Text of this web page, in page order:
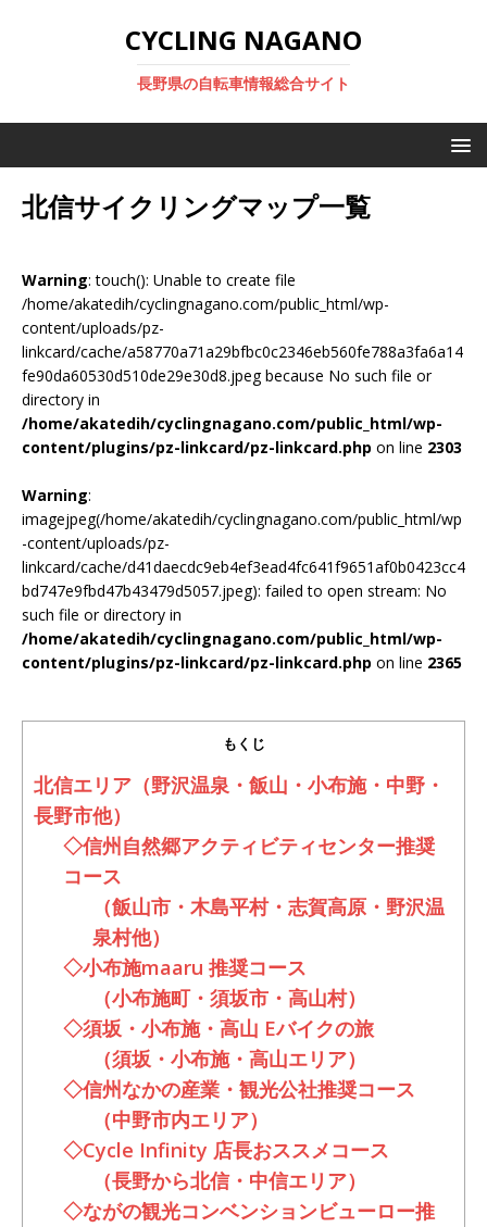
CYCLING NAGANO
長野県の自転車情報総合サイト
北信サイクリングマップ一覧
Warning: touch(): Unable to create file
/home/akatedih/cyclingnagano.com/public_html/wp-
content/uploads/pz-
linkcard/cache/a58770a71a29bfbc0c2346eb560fe788a3fa6a14
fe90da60530d510de29e30d8.jpeg because No such file or
directory in
/home/akatedih/cyclingnagano.com/public_html/wp-
content/plugins/pz-linkcard/pz-linkcard.php on line 2303
Warning:
imagejpeg(/home/akatedih/cyclingnagano.com/public_html/wp
-content/uploads/pz-
linkcard/cache/d41daecdc9eb4ef3ead4fc641f9651af0b0423cc4
bd747e9fbd47b43479d5057.jpeg): failed to open stream: No
such file or directory in
/home/akatedih/cyclingnagano.com/public_html/wp-
content/plugins/pz-linkcard/pz-linkcard.php on line 2365
もくじ
北信エリア（野沢温泉・飯山・小布施・中野・
長野市他）
◇信州自然郷アクティビティセンター推奨
コース
（飯山市・木島平村・志賀高原・野沢温
泉村他）
◇小布施maaru 推奨コース
（小布施町・須坂市・高山村）
◇須坂・小布施・高山 Eバイクの旅
（須坂・小布施・高山エリア）
◇信州なかの産業・観光公社推奨コース
（中野市内エリア）
◇Cycle Infinity 店長おススメコース
（長野から北信・中信エリア）
◇ながの観光コンベンションビューロー推